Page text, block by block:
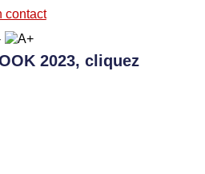
2023, cliquez